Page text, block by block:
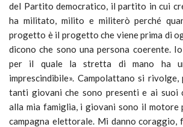
del Partito democratico, il partito in cui
ha militato, milito e militerò perché
progetto è il progetto che viene prima di
dicono che sono una persona coerente.
per il quale la stretta di mano ha
imprescindibile». Campolattano si
tanti giovani che sono presenti e ai suoi
alla mia famiglia, i giovani sono il motore
campagna elettorale. Mi danno coraggio,